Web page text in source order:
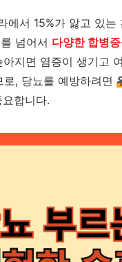
에서 15%가 앓고 있는
넘어서 다양한 합병
지면 염증이 생기고
, 당뇨를 예방하려면
합니다.